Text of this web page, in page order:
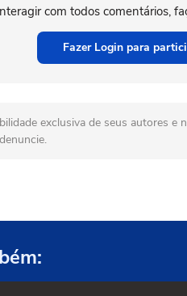
com todos comentários,
Fazer Login para
exclusiva de seus autores e